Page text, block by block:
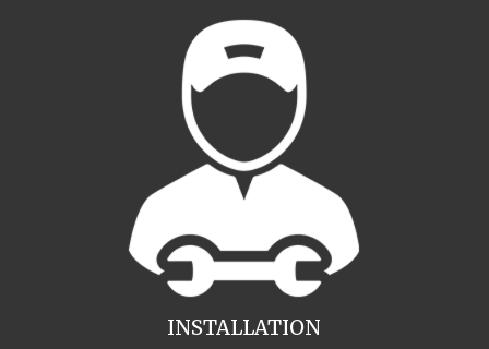
INSTALLATION